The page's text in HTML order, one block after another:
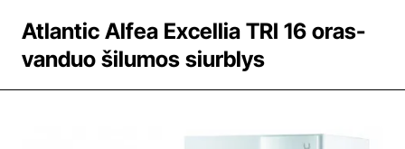
Atlantic Alfea Excellia TRI 16 oras-
vanduo šilumos siurblys